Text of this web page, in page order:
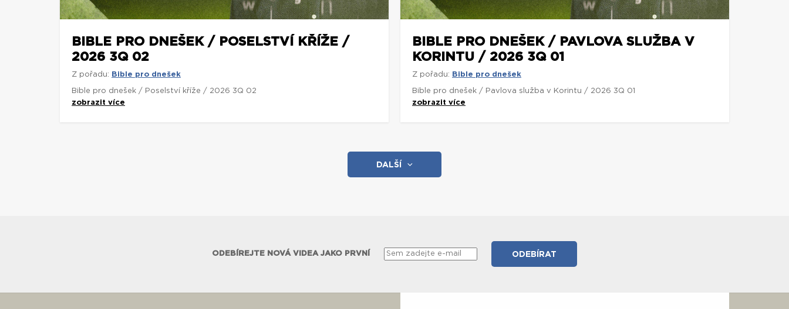
BIBLE PRO DNEŠEK / POSELSTVÍ KŘÍŽE /
2026 3Q 02
Z pořadu: Bible pro dnešek
Bible pro dnešek / Poselství kříže / 2026 3Q 02
zobrazit více
BIBLE PRO DNEŠEK / PAVLOVA SLUŽBA V
KORINTU / 2026 3Q 01
Z pořadu: Bible pro dnešek
Bible pro dnešek / Pavlova služba v Korintu / 2026 3Q 01
zobrazit více
DALŠÍ
ODEBÍREJTE NOVÁ VIDEA JAKO PRVNÍ